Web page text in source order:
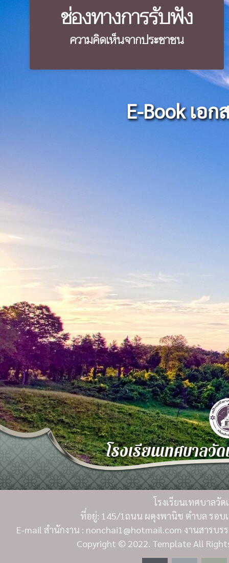
ช่องทางการรับฟัง
ความคิดเห็นจากประชาชน
E-Book เอก
โรงเรียนเทศบาลวั
โรงเรียนเทศบาลวั
ที่อยู่: 145/1ถนน ผดุงพานิช ตำบล รอบเ
E-mail สำนักงาน : nonchai1@hotmail.com งานสารบ
Copyright © 2022. Template All